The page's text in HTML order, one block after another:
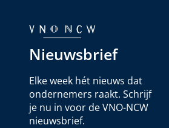
Nieuwsbrief
Elke week hét nieuws dat
ondernemers raakt. Schrijf
je nu in voor de VNO-NCW
nieuwsbrief.